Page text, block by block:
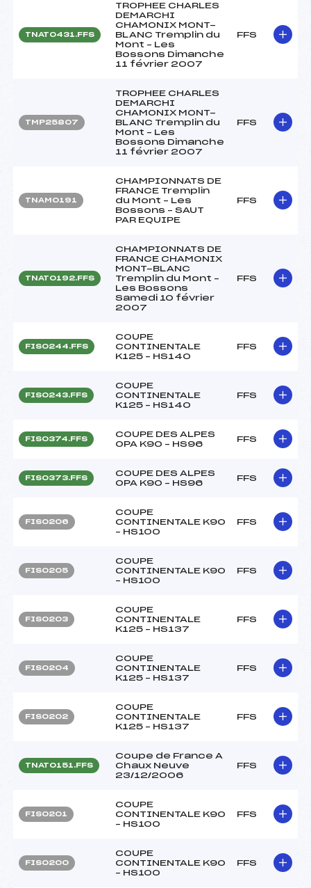
TNAT0431.FFS
TROPHEE CHARLES
DEMARCHI
CHAMONIX MONT-
BLANC Tremplin du
Mont – Les
Bossons Dimanche
11 février 2007
FFS
TMP25807
TROPHEE CHARLES
DEMARCHI
CHAMONIX MONT-
BLANC Tremplin du
Mont – Les
Bossons Dimanche
11 février 2007
FFS
TNAM0191
CHAMPIONNATS DE
FRANCE Tremplin
du Mont – Les
Bossons – SAUT
PAR EQUIPE
FFS
TNAT0192.FFS
CHAMPIONNATS DE
FRANCE CHAMONIX
MONT-BLANC
Tremplin du Mont –
Les Bossons
Samedi 10 février
2007
FFS
FIS0244.FFS
COUPE
CONTINENTALE
K125 – HS140
FFS
FIS0243.FFS
COUPE
CONTINENTALE
K125 – HS140
FFS
FIS0374.FFS
COUPE DES ALPES
OPA K90 – HS96
FFS
FIS0373.FFS
COUPE DES ALPES
OPA K90 – HS96
FFS
FIS0206
COUPE
CONTINENTALE K90
– HS100
FFS
FIS0205
COUPE
CONTINENTALE K90
– HS100
FFS
FIS0203
COUPE
CONTINENTALE
K125 – HS137
FFS
FIS0204
COUPE
CONTINENTALE
K125 – HS137
FFS
FIS0202
COUPE
CONTINENTALE
K125 – HS137
FFS
TNAT0151.FFS
Coupe de France A
Chaux Neuve
23/12/2006
FFS
FIS0201
COUPE
CONTINENTALE K90
– HS100
FFS
FIS0200
COUPE
CONTINENTALE K90
– HS100
FFS